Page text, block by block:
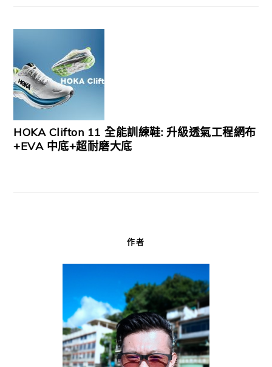
HOKA Clifton 11 全能訓練鞋: 升級透氣工程網布
+EVA 中底+超耐磨大底
作者